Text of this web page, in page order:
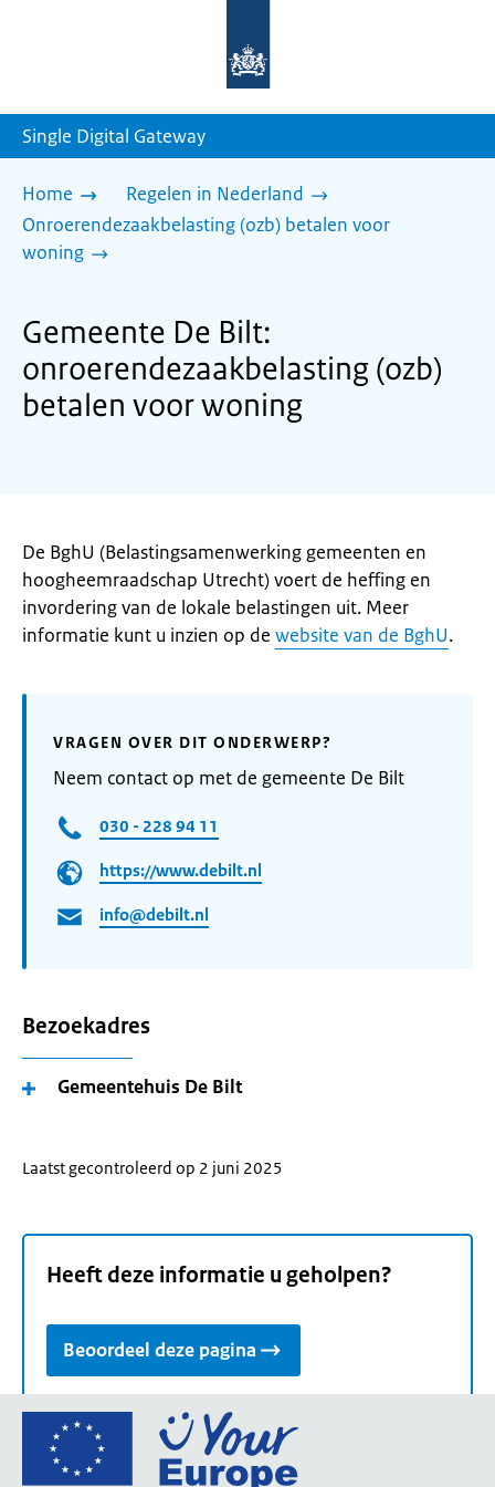
homepage
Single Digital Gateway
Home
Regelen in Nederland
Onroerendezaakbelasting (ozb) betalen voor
woning
Gemeente De Bilt:
onroerendezaakbelasting (ozb)
betalen voor woning
De BghU (Belastingsamenwerking gemeenten en
hoogheemraadschap Utrecht) voert de heffing en
invordering van de lokale belastingen uit. Meer
informatie kunt u inzien op de website van de BghU.
VRAGEN OVER DIT ONDERWERP?
Neem contact op met de gemeente De Bilt
030 - 228 94 11
https://www.debilt.nl
info@debilt.nl
Bezoekadres
Gemeentehuis De Bilt
Laatst gecontroleerd op 2 juni 2025
Heeft deze informatie u geholpen?
Beoordeel deze pagina
Ga
de